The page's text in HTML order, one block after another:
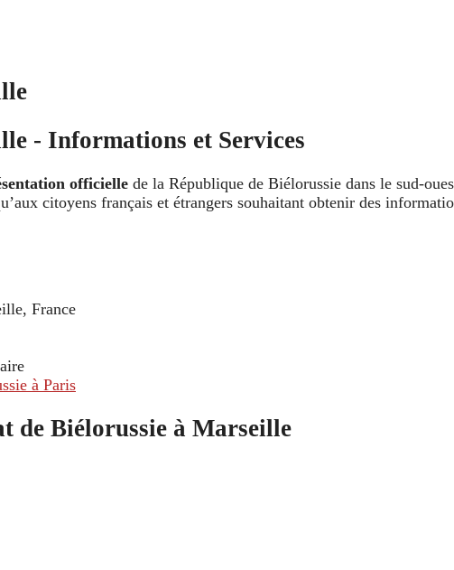
- Informations et Services
officielle de la République de Biélorussie dans le sud-
citoyens français et étrangers souhaitant obtenir des
France
à Paris
de Biélorussie à Marseille